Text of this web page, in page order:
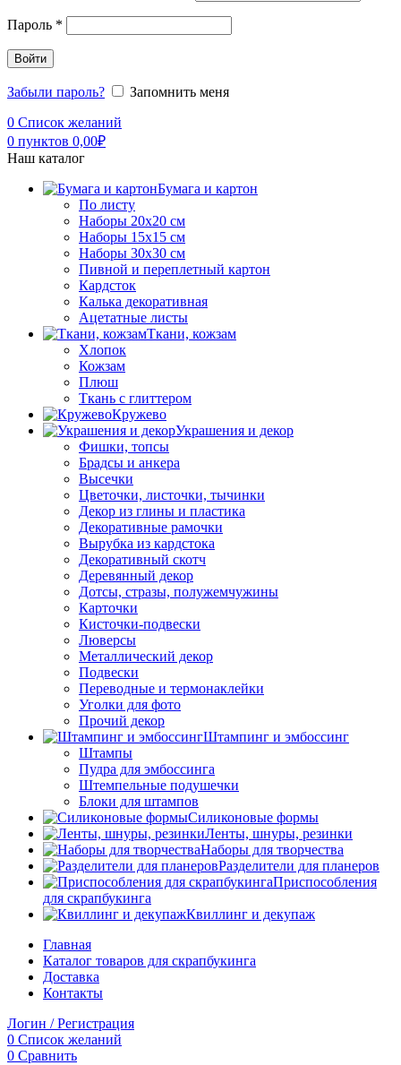
Пароль *
Войти
Забыли пароль?
Запомнить меня
0 Список желаний
0 пунктов 0,00₽
Наш каталог
Бумага и картон
По листу
Наборы 20х20 см
Наборы 15х15 см
Наборы 30х30 см
Пивной и переплетный картон
Кардсток
Калька декоративная
Ацетатные листы
Ткани, кожзам
Хлопок
Кожзам
Плюш
Ткань с глиттером
Кружево
Украшения и декор
Фишки, топсы
Брадсы и анкера
Высечки
Цветочки, листочки, тычинки
Декор из глины и пластика
Декоративные рамочки
Вырубка из кардстока
Декоративный скотч
Деревянный декор
Дотсы, стразы, полужемчужины
Карточки
Кисточки-подвески
Люверсы
Металлический декор
Подвески
Переводные и термонаклейки
Уголки для фото
Прочий декор
Штампинг и эмбоссинг
Штампы
Пудра для эмбоссинга
Штемпельные подушечки
Блоки для штампов
Силиконовые формы
Ленты, шнуры, резинки
Наборы для творчества
Разделители для планеров
Приспособления
для скрапбукинга
Квиллинг и декупаж
Главная
Каталог товаров для скрапбукинга
Доставка
Контакты
Логин / Регистрация
0 Список желаний
0 Сравнить